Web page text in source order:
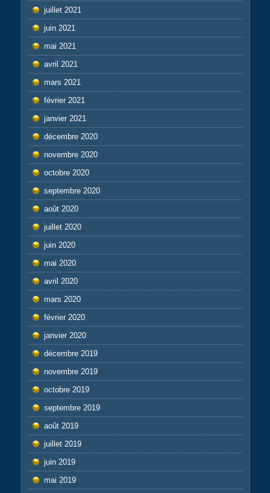
juillet 2021
juin 2021
mai 2021
avril 2021
mars 2021
février 2021
janvier 2021
décembre 2020
novembre 2020
octobre 2020
septembre 2020
août 2020
juillet 2020
juin 2020
mai 2020
avril 2020
mars 2020
février 2020
janvier 2020
décembre 2019
novembre 2019
octobre 2019
septembre 2019
août 2019
juillet 2019
juin 2019
mai 2019